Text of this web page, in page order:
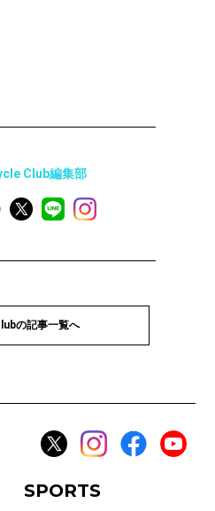
Club編集部
の記事一覧へ
SPORTS